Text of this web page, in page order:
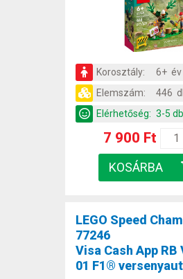
Korosztály:
6+ év
Elemszám:
446
Elérhetőség: 3-5
7 900 Ft
LEGO Speed
77246
Visa Cash App RB
01 F1®